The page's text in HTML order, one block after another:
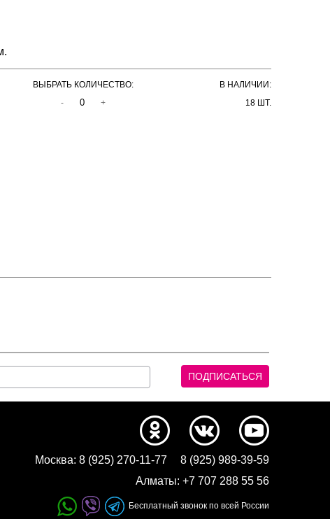
ВЫБРАТЬ КОЛИЧЕСТВО:
В НАЛИЧИИ:
-
+ 18 ШТ.
Москва: 8 (925) 270-11-77
8 (925) 989-39-59
Алматы: +7 707 288 55 56
Бесплатный звонок по всей России